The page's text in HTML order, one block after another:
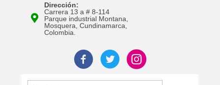
Dirección:
Carrera 13 a # 8-114
Parque industrial Montana,
Mosquera, Cundinamarca,
Colombia.